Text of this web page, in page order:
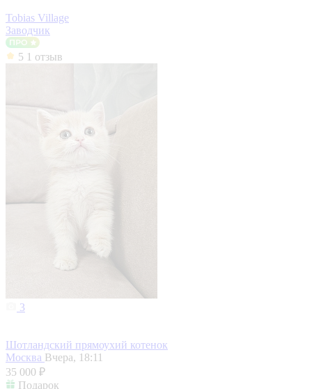
Tobias Village
Заводчик
5 1 отзыв
3
Шотландский прямоухий котенок
Москва Вчера, 18:11
35 000 ₽
Подарок